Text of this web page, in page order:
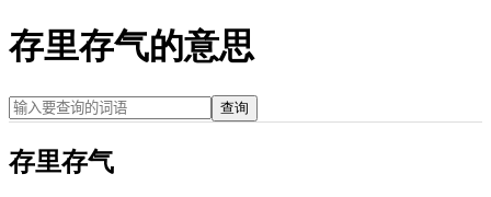
存里存气的意思
查询
存里存气